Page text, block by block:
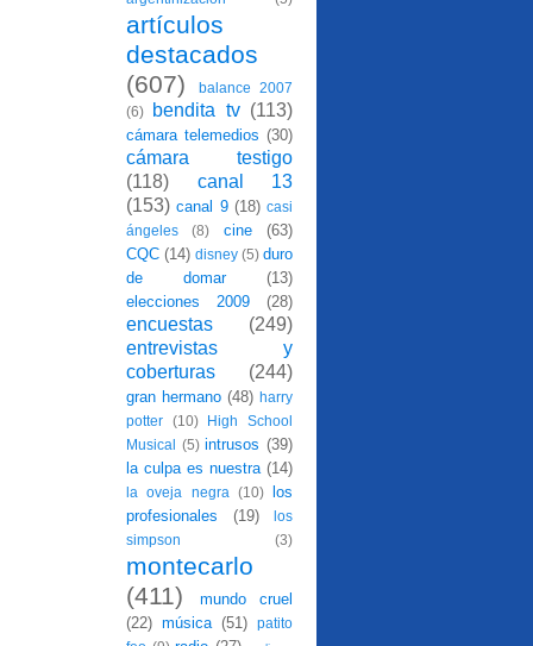
artículos
destacados
(607)
balance 2007
(6)
bendita tv (113)
cámara telemedios (30)
cámara testigo
(118)
canal 13
(153) canal 9 (18) casi
ángeles
(8) cine
(63)
CQC (14) disney (5) duro
de domar
(13)
elecciones 2009
(28)
encuestas
(249)
entrevistas y
coberturas
(244)
gran hermano (48) harry
potter
(10)
High School
Musical
(5) intrusos (39)
la culpa es nuestra (14)
la oveja negra (10)
los
profesionales
(19)
los
simpson
(3)
montecarlo
(411)
mundo cruel
(22) música (51)
patito